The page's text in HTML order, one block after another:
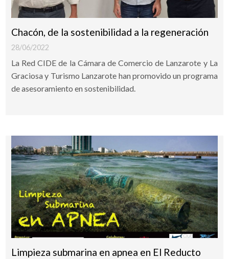
Chacón, de la sostenibilidad a la regeneración
28/06/2022
La Red CIDE de la Cámara de Comercio de Lanzarote y La
Graciosa y Turismo Lanzarote han promovido un programa
de asesoramiento en sostenibilidad.
Limpieza submarina en apnea en El Reducto